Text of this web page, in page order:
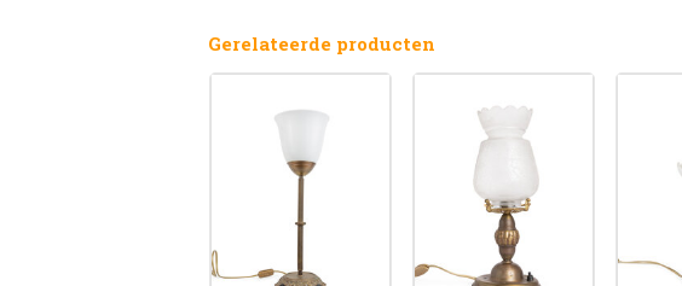
Gerelateerde producten